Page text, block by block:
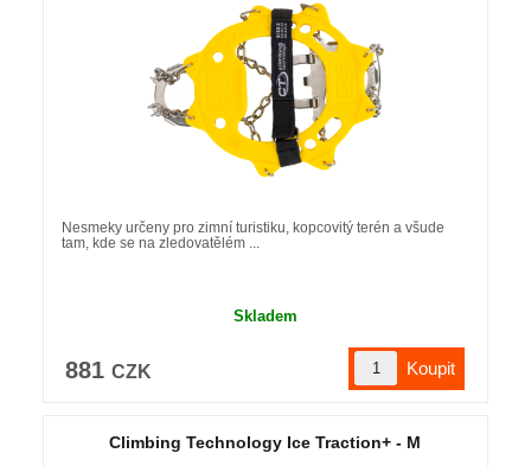
Nesmeky určeny pro zimní turistiku, kopcovitý terén a všude
tam, kde se na zledovatělém ...
Skladem
881 CZK
Climbing Technology Ice Traction+ - M